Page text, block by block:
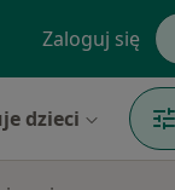
Zaloguj się
dzieci